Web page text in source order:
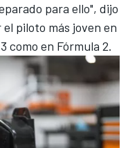
para ello", dijo
piloto más joven en
como en Fórmula 2.